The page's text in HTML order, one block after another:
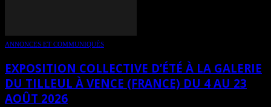
ANNONCES ET COMMUNIQUÉS
EXPOSITION COLLECTIVE D’ÉTÉ À LA GALERIE
DU TILLEUL À VENCE (FRANCE) DU 4 AU 23
AOÛT 2026